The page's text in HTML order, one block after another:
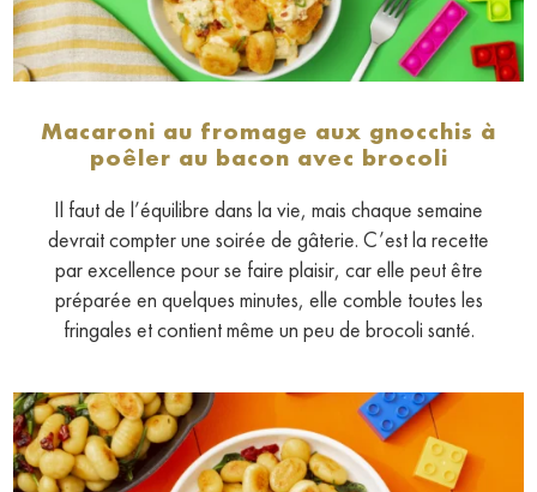
Macaroni au fromage aux gnocchis à
poêler au bacon avec brocoli
Il faut de l’équilibre dans la vie, mais chaque semaine
devrait compter une soirée de gâterie. C’est la recette
par excellence pour se faire plaisir, car elle peut être
préparée en quelques minutes, elle comble toutes les
fringales et contient même un peu de brocoli santé.